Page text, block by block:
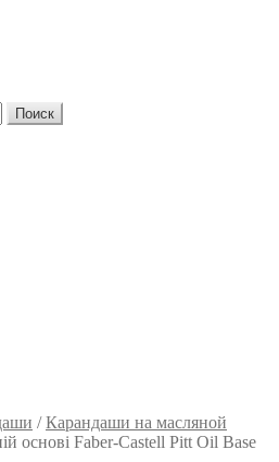
Поиск
/Карандаши на масляной
основі Faber-Castell Pitt Oil Base